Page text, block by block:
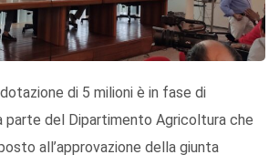
di 5 milioni è in fase di
parte del Dipartimento Agricoltura che
all’approvazione della giunta